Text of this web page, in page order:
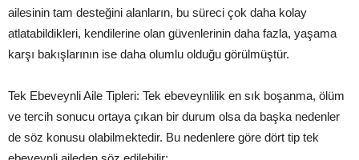
ailesinin tam desteğini alanların, bu süreci çok daha kolay
atlatabildikleri, kendilerine olan güvenlerinin daha fazla, yaşama
karşı bakışlarının ise daha olumlu olduğu görülmüştür.
Tek Ebeveynli Aile Tipleri: Tek ebeveynlilik en sık boşanma, ölüm
ve tercih sonucu ortaya çıkan bir durum olsa da başka nedenler
de söz konusu olabilmektedir. Bu nedenlere göre dört tip tek